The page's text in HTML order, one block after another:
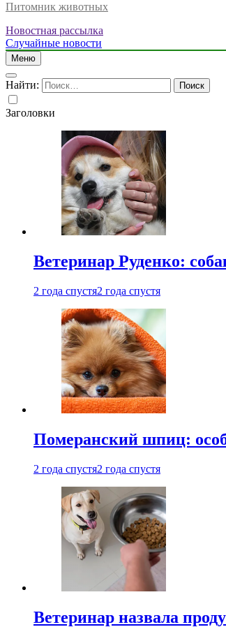
Питомник животных
Новостная рассылка
Случайные новости
Меню
Найти:
Заголовки
Ветеринар Руденко:
2 года спустя2 года спустя
Померанский шпиц:
2 года спустя2 года спустя
Ветеринар назвала